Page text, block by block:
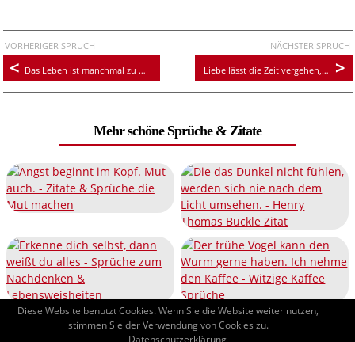
VORHERIGER SPRUCH
Das Leben ist manchmal zu wahr um schön zu sein
NÄCHSTER SPRUCH
Liebe lässt die Zeit vergehen, Zeit lässt die Liebe vergehen
Mehr schöne Sprüche & Zitate
Diese Website benutzt Cookies. Wenn Sie die Website weiter nutzen,
stimmen Sie der Verwendung von Cookies zu.
Datenschutzerklärung